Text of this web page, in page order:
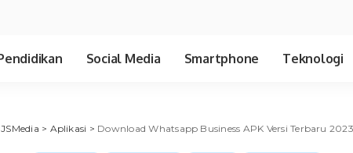
Social Media Smartphone Teknologi
JSMedia > Aplikasi > Download Whatsapp Business APK Versi Terbaru 2023